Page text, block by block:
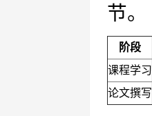
节。
阶段
课程学习
论文撰写